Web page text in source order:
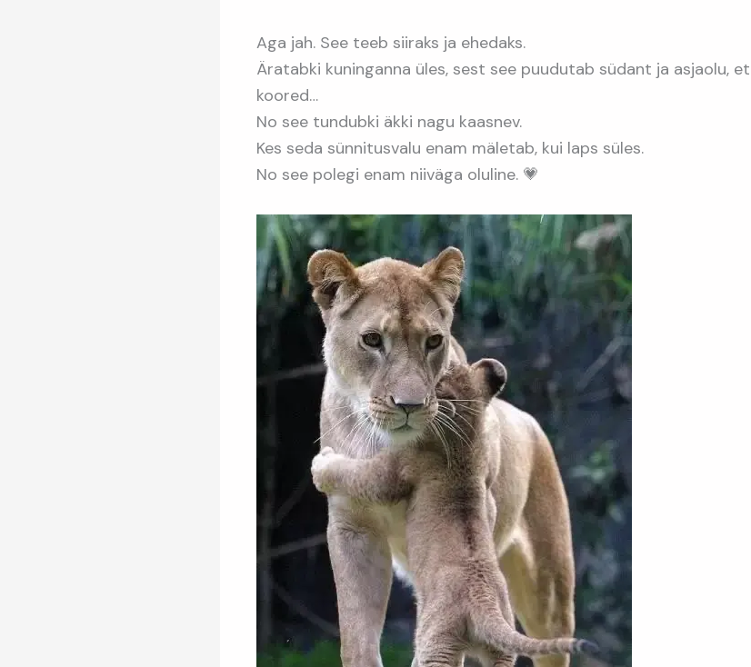
Aga jah. See teeb siiraks ja ehedaks.
Äratabki kuninganna üles, sest see puudutab südant ja asjaolu,
koored…
No see tundubki äkki nagu kaasnev.
Kes seda sünnitusvalu enam mäletab, kui laps süles.
No see polegi enam niiväga oluline. 💗